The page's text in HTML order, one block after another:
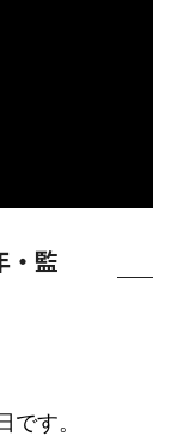
・監
です。